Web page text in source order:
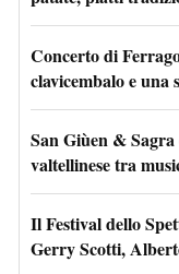
Concerto di
clavicembalo e una
San Giùen &
valtellinese tra
Il Festival dello
Gerry Scotti,